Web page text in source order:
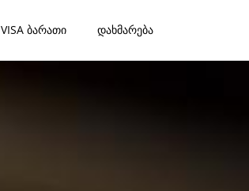
VISA ბარათი დახმარება